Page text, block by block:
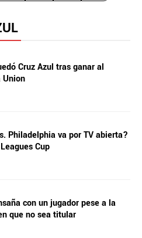
Cruz Azul tras ganar al
Union
Philadelphia va por TV abierta?
Cup
con un jugador pese a la
que no sea titular